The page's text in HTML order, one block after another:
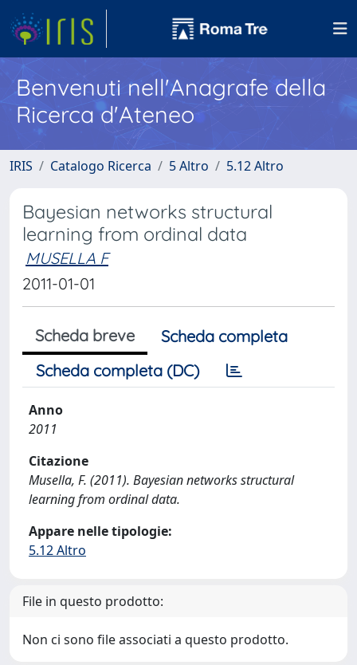
Benvenuti nell'Anagrafe della
Ricerca d'Ateneo
IRIS Catalogo Ricerca 5 Altro 5.12 Altro
Bayesian networks structural
learning from ordinal data
MUSELLA F
2011-01-01
Scheda breve
Scheda completa
Scheda completa (DC)
Anno
2011
Citazione
Musella, F. (2011). Bayesian networks structural
learning from ordinal data.
Appare nelle tipologie:
5.12 Altro
File in questo prodotto:
Non ci sono file associati a questo prodotto.